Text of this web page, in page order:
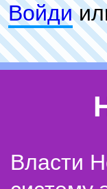
Войди
Власти